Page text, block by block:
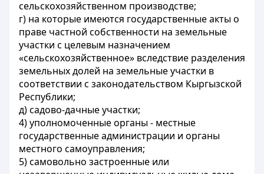
сельскохозяйственном производстве;
г) на которые имеются государственные акты о
праве частной собственности на земельные
участки с целевым назначением
«сельскохозяйственное» вследствие разделения
земельных долей на земельные участки в
соответствии с законодательством Кыргызской
Республики;
д) садово-дачные участки;
4) уполномоченные органы - местные
государственные администрации и органы
местного самоуправления;
5) самовольно застроенные или